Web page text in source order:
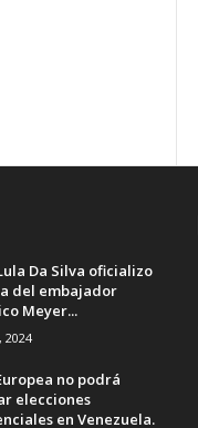
Da Silva oficializo
del embajador
Meyer...
2024
no podrá
elecciones
en Venezuela.